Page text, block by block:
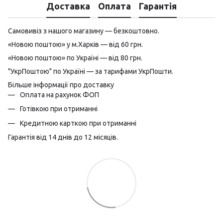
Доставка Оплата Гарантія
Самовивіз з нашого магазину — безкоштовно.
«Новою поштою» у м.Харків — від 60 грн.
«Новою поштою» по Україні — від 80 грн.
"УкрПоштою" по Україні — за тарифами УкрПошти.
Більше інформації про доставку
Оплата на рахунок ФОП
Готівкою при отриманні
Кредитною карткою при отриманні
Гарантія від 14 днів до 12 місяців.